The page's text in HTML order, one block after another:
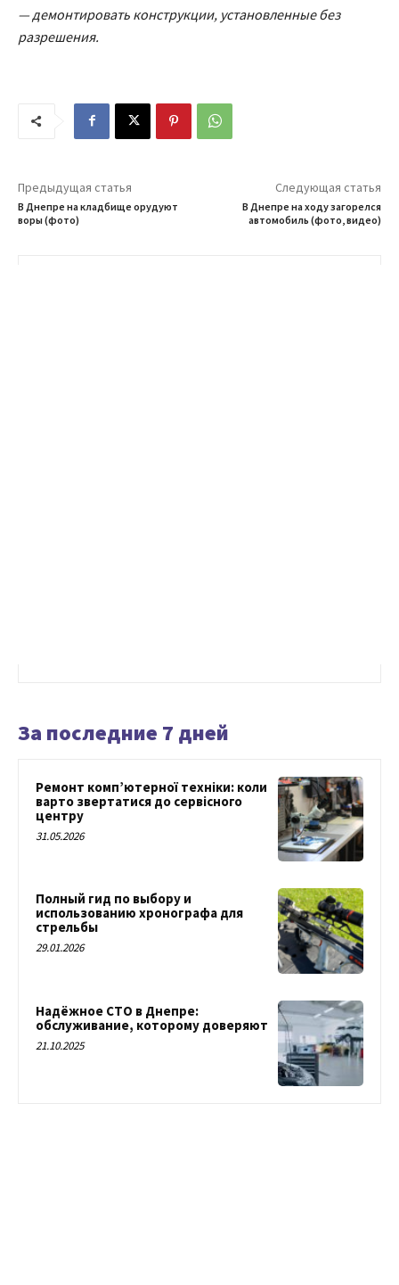
— демонтировать конструкции, установленные без
разрешения.
Предыдущая статья
В Днепре на кладбище орудуют
воры (фото)
Следующая статья
В Днепре на ходу загорелся
автомобиль (фото, видео)
За последние 7 дней
Ремонт комп’ютерної техніки: коли
варто звертатися до сервісного
центру
31.05.2026
Полный гид по выбору и
использованию хронографа для
стрельбы
29.01.2026
Надёжное СТО в Днепре:
обслуживание, которому доверяют
21.10.2025